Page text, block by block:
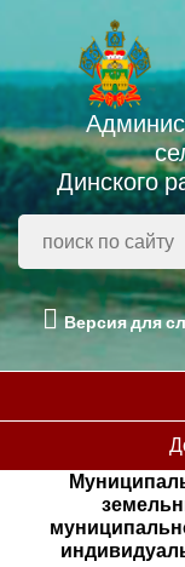
Динского
Версия для